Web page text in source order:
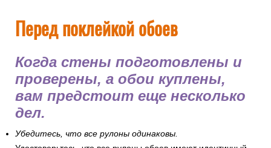
Перед поклейкой обоев
Когда стены подготовлены и
проверены, а обои куплены,
вам предстоит еще несколько
дел.
Убедитесь, что все рулоны одинаковы.